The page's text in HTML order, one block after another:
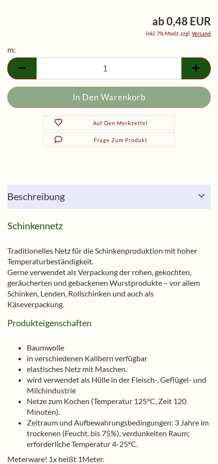
ab 0,48 EUR
inkl. 7% MwSt. zzgl. Versand
m:
m
Auf Den Merkzettel
Frage Zum Produkt
Beschreibung
Schinkennetz
Traditionelles Netz für die Schinkenproduktion mit hoher
Temperaturbeständigkeit.
Gerne verwendet als Verpackung der rohen, gekochten,
geräucherten und gebackenen Wurstprodukte – vor allem
Schinken, Lenden, Rollschinken und auch als
Käseverpackung.
Produkteigenschaften
Baumwolle
in verschiedenen Kalibern verfügbar
elastisches Netz mit Maschen.
wird verwendet als Hülle in der Fleisch-, Geflügel- und
Milchindustrie
Netze zum Kochen (Temperatur 125°C, Zeit 120
Minuten).
Zeitraum und Aufbewahrungsbedingungen: 3 Jahre im
trockenen (Feucht. bis 75%), verdunkelten Raum;
erforderliche Temperatur 4-25°C.
Meterware! 1x heißt 1Meter.